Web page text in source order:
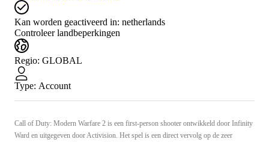
Kan worden geactiveerd in: netherlands
Controleer landbeperkingen
Regio: GLOBAL
Type: Account
Call of Duty: Modern Warfare 2 is een first-person shooter ontwikkeld door Infinity
Ward en uitgegeven door Activision. Het spel is een direct vervolg op de zeer